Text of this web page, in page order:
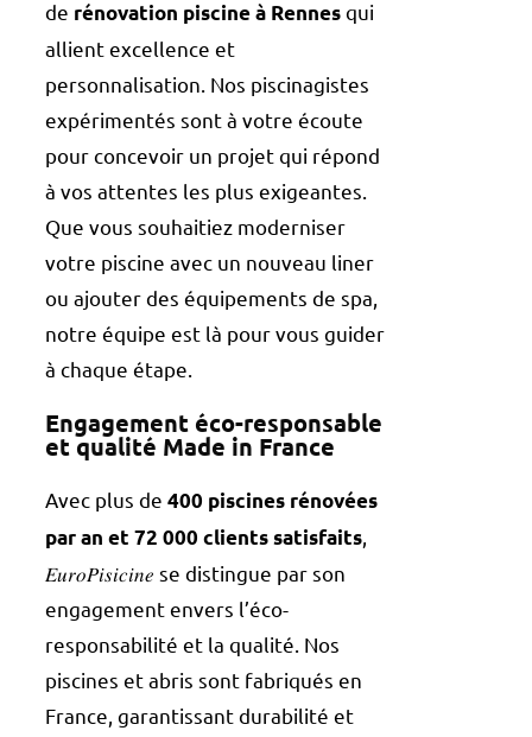
de rénovation piscine à Rennesqui
allient excellence et
personnalisation. Nos piscinagistes
expérimentés sont à votre écoute
pour concevoir un projet qui répond
à vos attentes les plus exigeantes.
Que vous souhaitiez moderniser
votre piscine avec un nouveau liner
ou ajouter des équipements de spa,
notre équipe est là pour vous guider
à chaque étape.
Engagement éco-responsable
et qualité Made in France
Avec plus de 400 piscines rénovées
par an et 72 000 clients satisfaits,
𝐸𝑢𝑟𝑜𝑃𝑖𝑠𝑖𝑐𝑖𝑛𝑒 se distingue par son
engagement envers l’éco-
responsabilité et la qualité. Nos
piscines et abris sont fabriqués en
France, garantissant durabilité et